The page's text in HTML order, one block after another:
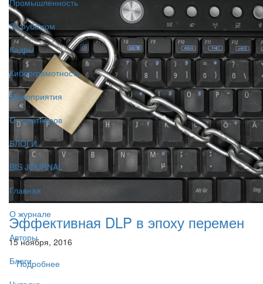
Промышленность
За рубежом
Кадры
Киберграмотность
Мероприятия
От партнёров
БЛОГИ
BIS JOURNAL
Главная
О журнале
Авторы
Блоги
Эффективная DLP в эпоху перемен
15 ноября, 2016
Подробнее